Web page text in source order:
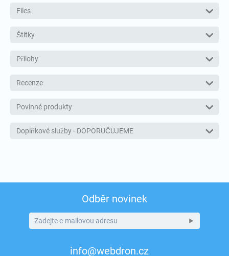
Files
Štítky
Přílohy
Recenze
Povinné produkty
Doplňkové služby - DOPORUČUJEME
Odběr novinek
info@webdron.cz